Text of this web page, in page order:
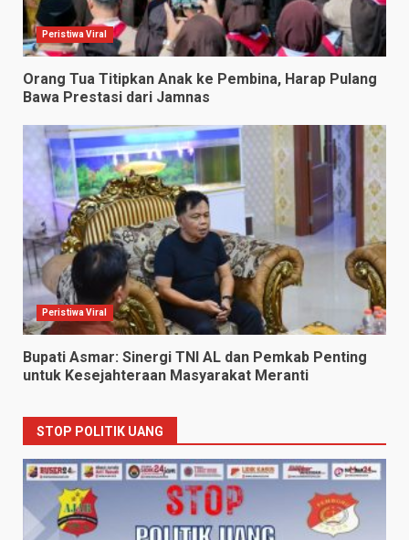
Peristiwa Viral
Orang Tua Titipkan Anak ke Pembina, Harap Pulang
Bawa Prestasi dari Jamnas
Peristiwa Viral
Bupati Asmar: Sinergi TNI AL dan Pemkab Penting
untuk Kesejahteraan Masyarakat Meranti
STOP POLITIK UANG